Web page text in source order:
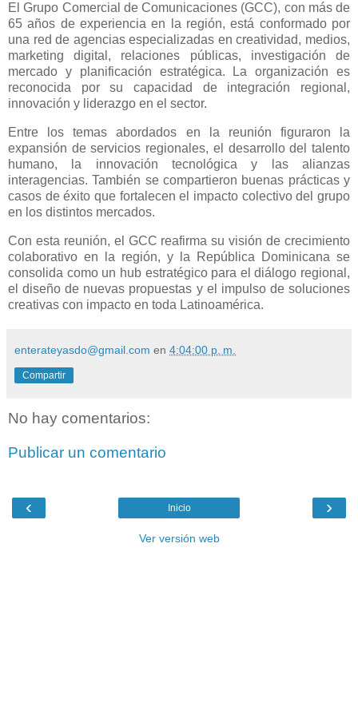
El Grupo Comercial de Comunicaciones (GCC), con más de
65 años de experiencia en la región, está conformado por
una red de agencias especializadas en creatividad, medios,
marketing digital, relaciones públicas, investigación de
mercado y planificación estratégica. La organización es
reconocida por su capacidad de integración regional,
innovación y liderazgo en el sector.
Entre los temas abordados en la reunión figuraron la
expansión de servicios regionales, el desarrollo del talento
humano, la innovación tecnológica y las alianzas
interagencias. También se compartieron buenas prácticas y
casos de éxito que fortalecen el impacto colectivo del grupo
en los distintos mercados.
Con esta reunión, el GCC reafirma su visión de crecimiento
colaborativo en la región, y la República Dominicana se
consolida como un hub estratégico para el diálogo regional,
el diseño de nuevas propuestas y el impulso de soluciones
creativas con impacto en toda Latinoamérica.
enterateyasdo@gmail.com en 4:04:00 p. m.
Compartir
No hay comentarios:
Publicar un comentario
‹ ›
Inicio
Ver versión web